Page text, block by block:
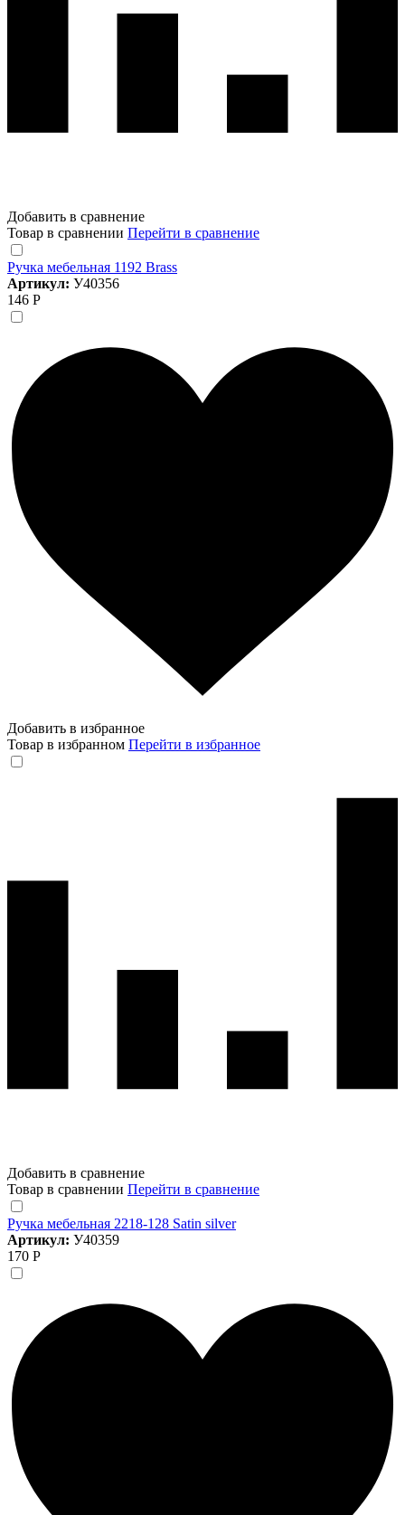
Добавить в сравнение
Товар в сравнении Перейти в сравнение
Ручка мебельная 1192 Brass
Артикул: У40356
146 Р
Добавить в избранное
Товар в избранном Перейти в избранное
Добавить в сравнение
Товар в сравнении Перейти в сравнение
Ручка мебельная 2218-128 Satin silver
Артикул: У40359
170 Р